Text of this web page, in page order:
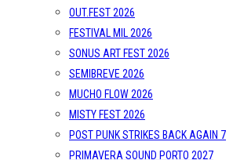
OUT.FEST 2026
FESTIVAL MIL 2026
SONUS ART FEST 2026
SEMIBREVE 2026
MUCHO FLOW 2026
MISTY FEST 2026
POST PUNK STRIKES BACK AGAIN 7
PRIMAVERA SOUND PORTO 2027